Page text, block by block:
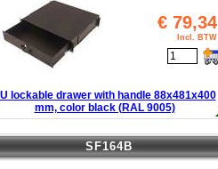
€ 79,34
Incl. BTW
lockable drawer with handle 88x481x400
mm, color black (RAL 9005)
SF164B